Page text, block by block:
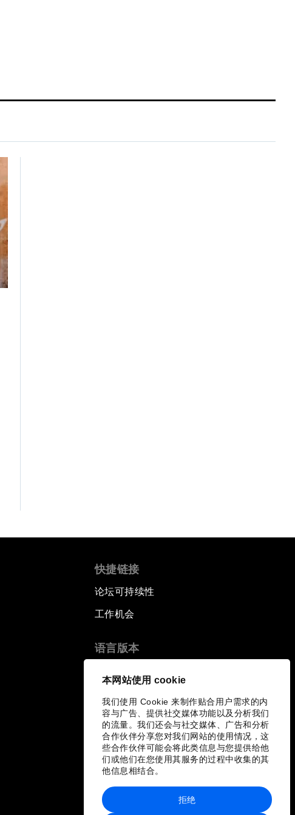
本网站使用 cookie
我们使用 Cookie 来制作贴合用户需求的内
容与广告、提供社交媒体功能以及分析我们
的流量。我们还会与社交媒体、广告和分析
合作伙伴分享您对我们网站的使用情况，这
些合作伙伴可能会将此类信息与您提供给他
们或他们在您使用其服务的过程中收集的其
他信息相结合。
拒绝
快捷链接
论坛可持续性
工作机会
语言版本